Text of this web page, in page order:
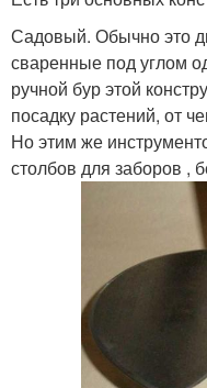
Садовый. Обычно это
сваренные под углом
ручной бур этой
посадку растений, от
Но этим же
столбов для заборов ,